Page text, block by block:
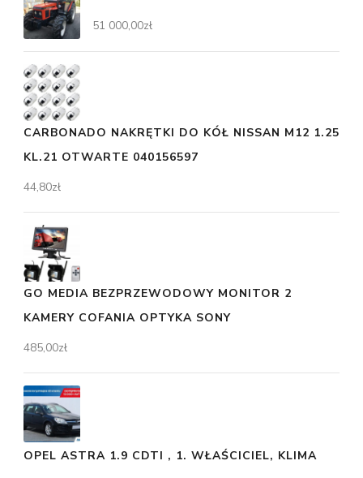
51 000,00zł
CARBONADO NAKRĘTKI DO KÓŁ NISSAN M12 1.25
KL.21 OTWARTE 040156597
44,80zł
GO MEDIA BEZPRZEWODOWY MONITOR 2
KAMERY COFANIA OPTYKA SONY
485,00zł
OPEL ASTRA 1.9 CDTI , 1. WŁAŚCICIEL, KLIMA